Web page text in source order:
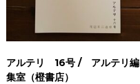
アルテリ 16号 / アルテリ編
集室（橙書店）